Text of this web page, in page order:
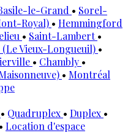
le-Grand • Sorel-
Royal) • Hemmingford
• Saint-Lambert•
Vieux-Longueuil) •
• Chambly •
• Montréal
• Quadruplex • Duplex •
• Location d'espace